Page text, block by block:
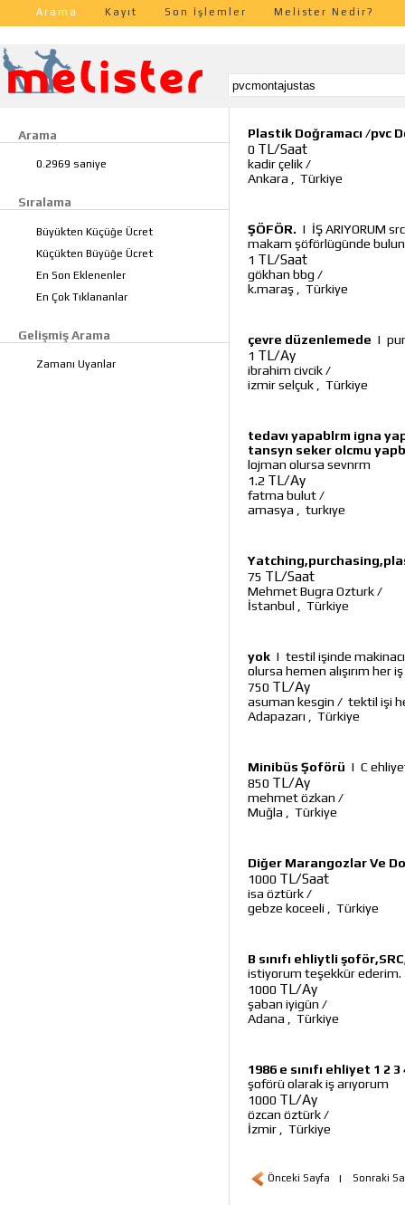
Arama Kayıt Son İşlemler Melister Nedir?
Arama
0.2969 saniye
Sıralama
Büyükten Küçüğe Ücret
Küçükten Büyüğe Ücret
En Son Eklenenler
En Çok Tıklananlar
Gelişmiş Arama
Zamanı Uyanlar
Plastik Doğramacı /pvc
0 TL/Saat
kadir çelik/
Ankara
Türkiye
ŞÖFÖR. | İŞ ARIYORUM
makam şöförlügünde
1 TL/Saat
gökhan bbg /
k.maraş
Türkiye
çevre düzenlemede |
1 TL/Ay
ibrahim civcik/
izmir selçuk
Türkiye
tedavı yapablrm igna
tansyn seker olcmu
lojman olursa sevnrm
1.2 TL/Ay
fatma bulut/
amasya
turkıye
75 TL/Saat
Mehmet Bugra Ozturk/
İstanbul
Türkiye
yok | testil işinde
olursa hemen alışırım her
750 TL/Ay
asuman kesgin / tektil işi
Adapazarı
Türkiye
Minibüs Şoförü | C
850 TL/Ay
mehmet özkan /
Muğla
Türkiye
Diğer Marangozlar Ve
1000 TL/Saat
isa öztürk/
gebze koceeli
Türkiye
B sınıfı ehliytli
istiyorum teşekkür ederim.
1000 TL/Ay
şaban iyigün /
Adana
Türkiye
1986 e sınıfı ehliyet 1 2
şoförü olarak iş arıyorum
1000 TL/Ay
özcan öztürk/
İzmir
Türkiye
Önceki Sayfa | Sonraki